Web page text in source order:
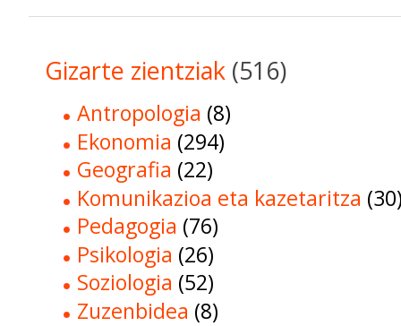
Gizarte zientziak (516)
Antropologia (8)
Ekonomia (294)
Geografia (22)
Komunikazioa eta kazetaritza
Pedagogia (76)
Psikologia (26)
Soziologia (52)
Zuzenbidea (8)